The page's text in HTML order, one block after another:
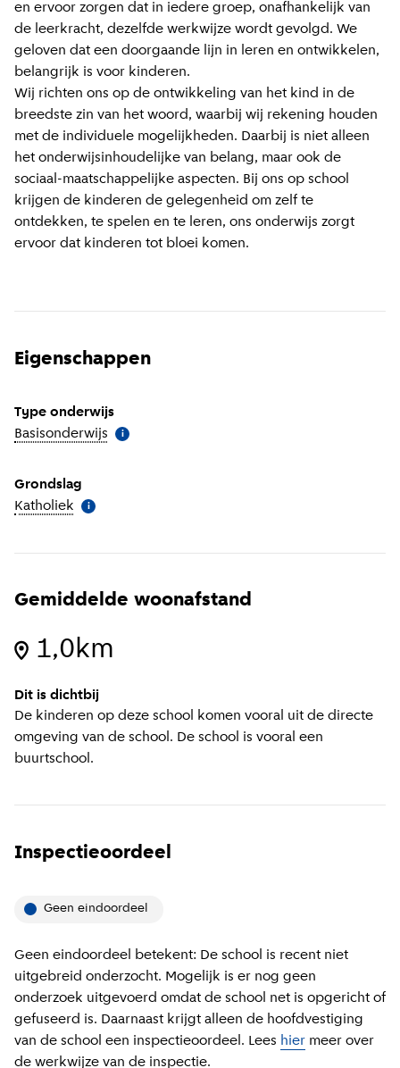
en ervoor zorgen dat in iedere groep, onafhankelijk van
de leerkracht, dezelfde werkwijze wordt gevolgd. We
geloven dat een doorgaande lijn in leren en ontwikkelen,
belangrijk is voor kinderen.
Wij richten ons op de ontwikkeling van het kind in de
breedste zin van het woord, waarbij wij rekening houden
met de individuele mogelijkheden. Daarbij is niet alleen
het onderwijsinhoudelijke van belang, maar ook de
sociaal-maatschappelijke aspecten. Bij ons op school
krijgen de kinderen de gelegenheid om zelf te
ontdekken, te spelen en te leren, ons onderwijs zorgt
ervoor dat kinderen tot bloei komen.
Eigenschappen
Type onderwijs
Basisonderwijs Meer informatie
i
Grondslag
Katholiek Meer informatie
i
Gemiddelde woonafstand
1,0km
Dit is dichtbij
De kinderen op deze school komen vooral uit de directe
omgeving van de school. De school is vooral een
buurtschool.
Inspectieoordeel
Geen eindoordeel
Geen eindoordeel betekent: De school is recent niet
uitgebreid onderzocht. Mogelijk is er nog geen
onderzoek uitgevoerd omdat de school net is opgericht of
gefuseerd is. Daarnaast krijgt alleen de hoofdvestiging
van de school een inspectieoordeel. Lees hier meer over
de werkwijze van de inspectie.